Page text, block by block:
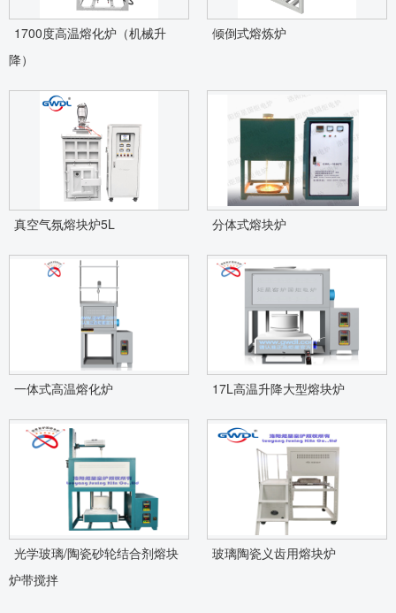
1700度高温熔化炉（机械升
降）
倾倒式熔炼炉
真空气氛熔块炉5L 分体式熔块炉
一体式高温熔化炉 17L高温升降大型熔块炉
光学玻璃/陶瓷砂轮结合剂熔块
炉带搅拌
玻璃陶瓷义齿用熔块炉